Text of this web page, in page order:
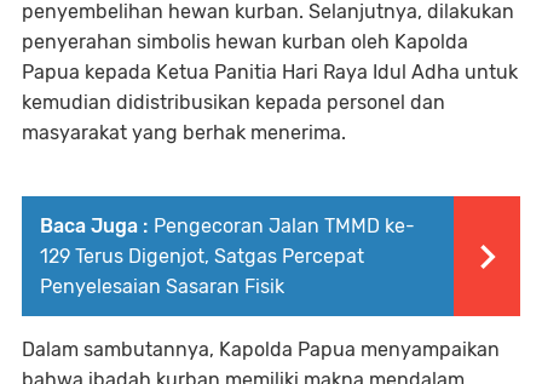
penyembelihan hewan kurban. Selanjutnya, dilakukan
penyerahan simbolis hewan kurban oleh Kapolda
Papua kepada Ketua Panitia Hari Raya Idul Adha untuk
kemudian didistribusikan kepada personel dan
masyarakat yang berhak menerima.
Baca Juga : Pengecoran Jalan TMMD ke-
129 Terus Digenjot, Satgas Percepat
Penyelesaian Sasaran Fisik
Dalam sambutannya, Kapolda Papua menyampaikan